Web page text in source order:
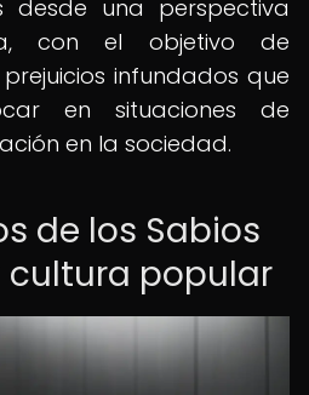
desde una perspectiva
con el objetivo de
infundados que
en situaciones de
en la sociedad.
de los Sabios
cultura popular